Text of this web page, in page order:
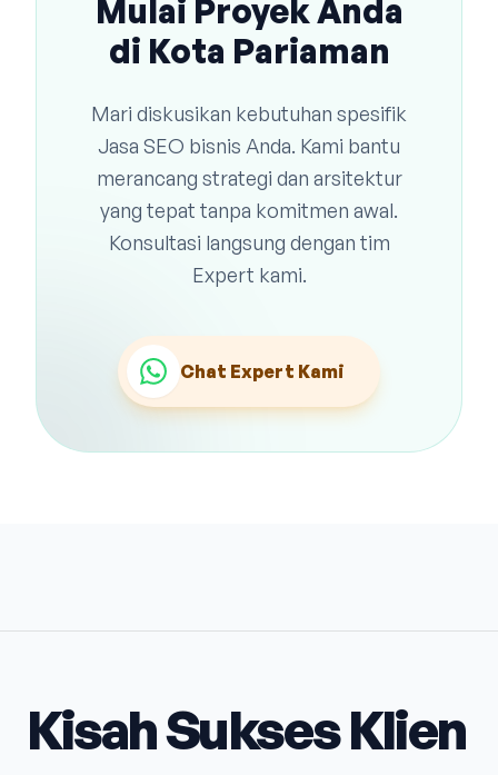
Mulai Proyek Anda
di Kota Pariaman
Mari diskusikan kebutuhan spesifik
Jasa SEO bisnis Anda. Kami bantu
merancang strategi dan arsitektur
yang tepat tanpa komitmen awal.
Konsultasi langsung dengan tim
Expert kami.
Chat Expert Kami
Kisah Sukses Klien